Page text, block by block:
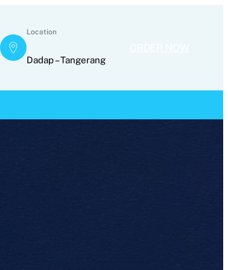
Location
Dadap – Tangerang